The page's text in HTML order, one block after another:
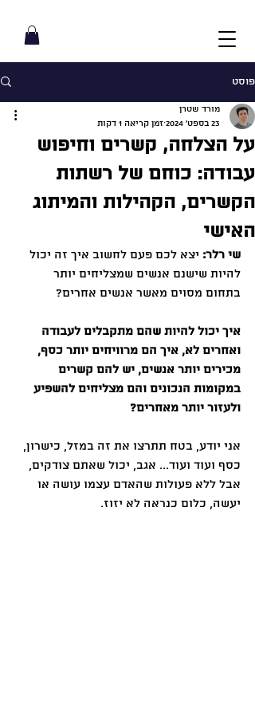
פוסט
על הצלחה, קשרים וחיפוש
עבודה: כוחם של רשתות
הקשרים, הקהילות והמיתוג
האישי
מורד שטרן
23 בספט׳ 2024
זמן קריאה 1 דקות
שי רלר: יצא לכם פעם לחשוב איך זה יכול
להיות שישנם אנשים שמצליחים יותר
בתחום מסוים מאשר אנשים אחרים?
איך יכול להיות שהם מתקבלים לעבודה
ואחרים לא, איך הם מרוויחים יותר כסף,
מכירים יותר אנשים, יש להם קשרים
במקומות הנכונים והם מצליחים להשפיע
ולעזור יותר מאחרים?
אני יודע, בטח תתרצו את זה במזל, כישרון,
כסף ועוד ועוד... אגב, יכול שאתם צודקים,
אבל ללא פעולות שהאדם עצמו עושה או
יעשה, כלום כנראה לא יזוז.